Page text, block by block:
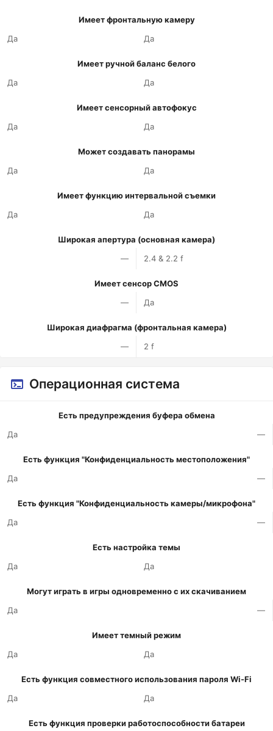
Имеет фронтальную камеру
Да
Да
Имеет ручной баланс белого
Да
Да
Имеет сенсорный автофокус
Да
Да
Может создавать панорамы
Да
Да
Имеет функцию интервальной съемки
Да
Да
Широкая апертура (основная камера)
—
2.4 & 2.2 f
Имеет сенсор CMOS
—
Да
Широкая диафрагма (фронтальная камера)
—
2 f
Операционная система
Есть предупреждения буфера обмена
Да
—
Есть функция "Конфиденциальность местоположения"
Да
—
Есть функция "Конфиденциальность камеры/микрофона"
Да
—
Есть настройка темы
Да
Да
Могут играть в игры одновременно с их скачиванием
Да
—
Имеет темный режим
Да
Да
Есть функция совместного использования пароля Wi-Fi
Да
Да
Есть функция проверки работоспособности батареи